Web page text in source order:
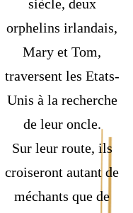
siècle, deux
orphelins irlandais,
Mary et Tom,
traversent les Etats-
Unis à la recherche
de leur oncle.
Sur leur route, ils
croiseront autant de
méchants que de